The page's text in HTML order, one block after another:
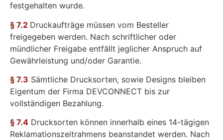
festgehalten wurde.
§ 7.2 Druckaufträge müssen vom Besteller
freigegeben werden. Nach schriftlicher oder
mündlicher Freigabe entfällt jeglicher Anspruch auf
Gewährleistung und/oder Garantie.
§ 7.3 Sämtliche Drucksorten, sowie Designs bleiben
Eigentum der Firma DEVCONNECT bis zur
vollständigen Bezahlung.
§ 7.4 Drucksorten können innerhalb eines 14-tägigen
Reklamationszeitrahmens beanstandet werden. Nach